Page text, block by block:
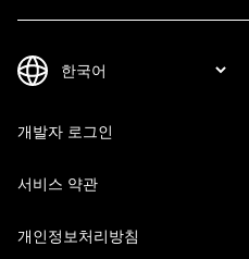
개발자 로그인
서비스 약관
개인정보처리방침